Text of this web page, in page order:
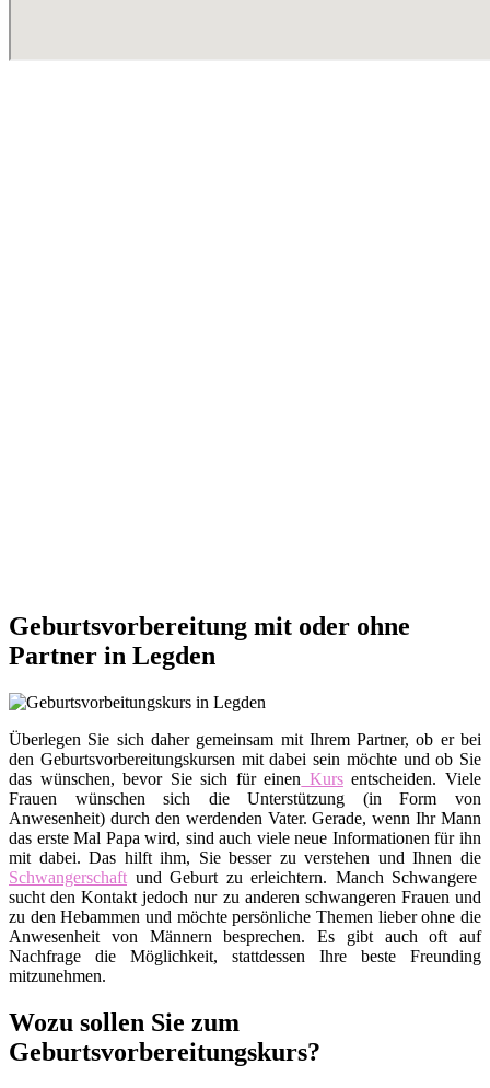
Geburtsvorbereitung mit oder ohne
Partner in Legden
Überlegen Sie sich daher gemeinsam mit Ihrem Partner, ob er bei
den Geburtsvorbereitungskursen mit dabei sein möchte und ob Sie
das wünschen, bevor Sie sich für einen Kursentscheiden. Viele
Frauen wünschen sich die Unterstützung (in Form von
Anwesenheit) durch den werdenden Vater. Gerade, wenn Ihr Mann
das erste Mal Papa wird, sind auch viele neue Informationen für ihn
mit dabei. Das hilft ihm, Sie besser zu verstehen und Ihnen die
Schwangerschaft und Geburt zu erleichtern. Manch Schwangere
sucht den Kontakt jedoch nur zu anderen schwangeren Frauen und
zu den Hebammen und möchte persönliche Themen lieber ohne die
Anwesenheit von Männern besprechen. Es gibt auch oft auf
Nachfrage die Möglichkeit, stattdessen Ihre beste Freunding
mitzunehmen.
Wozu sollen Sie zum
Geburtsvorbereitungskurs?